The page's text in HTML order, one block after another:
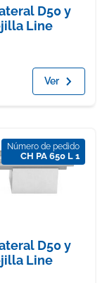
D50 y
Line
Ver
Número de pedido
CH PA 650 L 1
D50 y
Line